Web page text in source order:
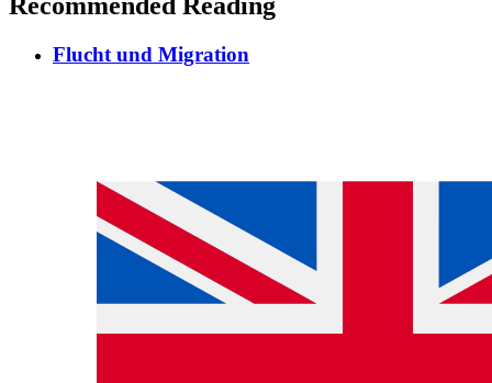
Recommended Reading
Flucht und Migration